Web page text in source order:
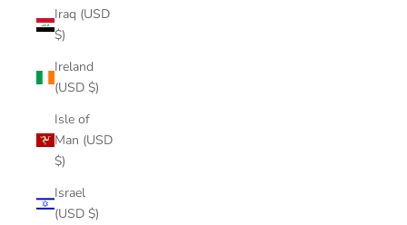
Iraq (USD
$)
Ireland
(USD $)
Isle of
Man (USD
$)
Israel
(USD $)